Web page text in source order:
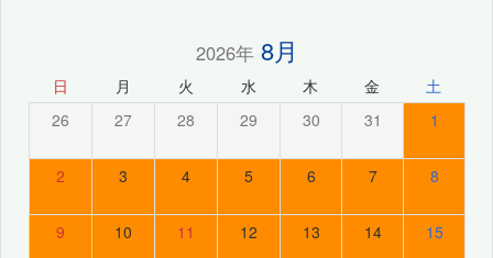
2026年8月
日 月 火 水 木 金 土
26 27 28 29 30 31 1
2 3 4 5 6 7 8
9 10 11 12 13 14 15